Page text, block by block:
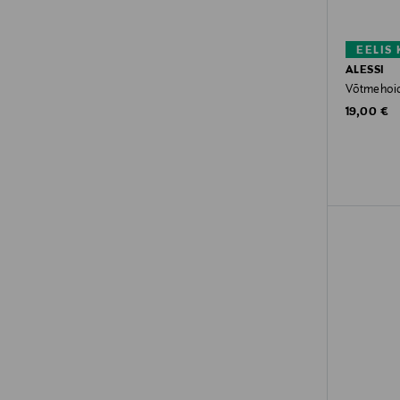
EELIS
ALESSI
Original
19,00 €